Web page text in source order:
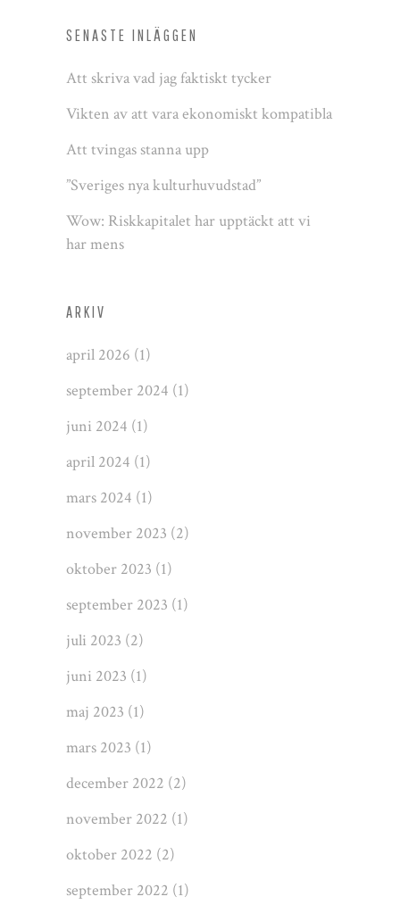
SENASTE INLÄGGEN
Att skriva vad jag faktiskt tycker
Vikten av att vara ekonomiskt kompatibla
Att tvingas stanna upp
”Sveriges nya kulturhuvudstad”
Wow: Riskkapitalet har upptäckt att vi
har mens
ARKIV
april 2026 (1)
september 2024 (1)
juni 2024 (1)
april 2024 (1)
mars 2024 (1)
november 2023 (2)
oktober 2023 (1)
september 2023 (1)
juli 2023 (2)
juni 2023 (1)
maj 2023 (1)
mars 2023 (1)
december 2022 (2)
november 2022 (1)
oktober 2022 (2)
september 2022 (1)